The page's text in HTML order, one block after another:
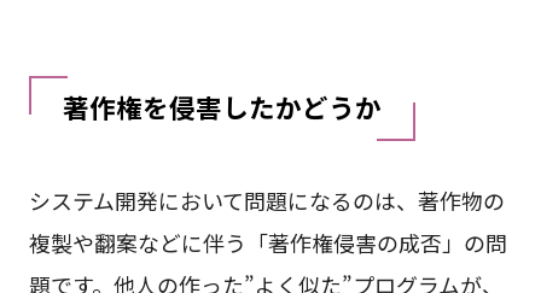
著作権を侵害したかどうか
システム開発において問題になるのは、著作物の
複製や翻案などに伴う「著作権侵害の成否」の問
題です。他人の作った”よく似た”プログラムが、